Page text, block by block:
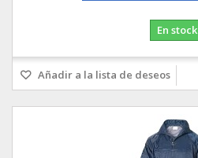
En stock
Añadir a la lista de deseos